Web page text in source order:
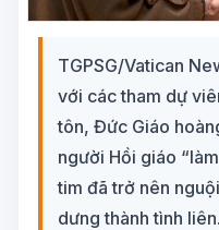
TGPSG/Vatican
với các tham dự
tôn, Đức Giáo
người Hồi giáo
tim đã trở nên
dưng thành tình